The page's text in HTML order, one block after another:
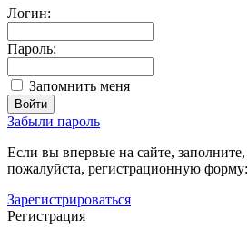
Логин:
Пароль:
Запомнить меня
Забыли пароль
Если вы впервые на сайте, заполните,
пожалуйста, регистрационную форму:
Зарегистрироваться
Регистрация